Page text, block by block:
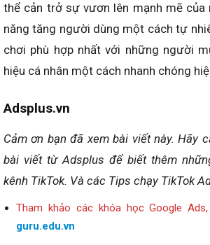
thể cản trở sự vươn lên mạnh mẽ của
năng tăng người dùng một cách tự
chơi phù hợp nhất với những người
hiệu cá nhân một cách nhanh chóng
Adsplus.vn
Cảm ơn bạn đã xem bài viết này. Hãy
bài viết từ Adsplus để biết thêm
kênh TikTok. Và các Tips chạy TikTok
Tham khảo các khóa học Google
guru.edu.vn